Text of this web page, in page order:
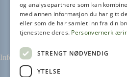
Tilbakemeldinger
kontakt@heikampen.no
Informasjon
og analysepartnere som kan
med annen informasjon du har gitt
eller som de har samlet inn fra din
tjenestene deres.
STRENGT NØDVENDIG
YTELSE